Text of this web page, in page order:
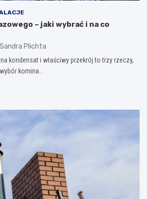
– jaki wybrać i na co
Sandra Plichta
kondensat i właściwy przekrój to trzy rzeczy,
komina…